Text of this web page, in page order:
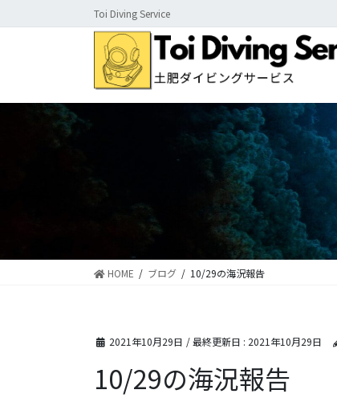
ン
に
ビ
ョ
Toi Diving Service
HOME ブログ 10/29の海況報告
2021年10月29日 / 最終更新日 : 2021年10月29日
10/29の海況報告